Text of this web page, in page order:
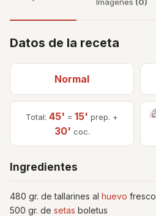
Datos de la receta
Normal
Total: 45' = 15' prep. +
30' coc.
Ingredientes
480 gr. de tallarines al huevo fresco
500 gr. de setas boletus